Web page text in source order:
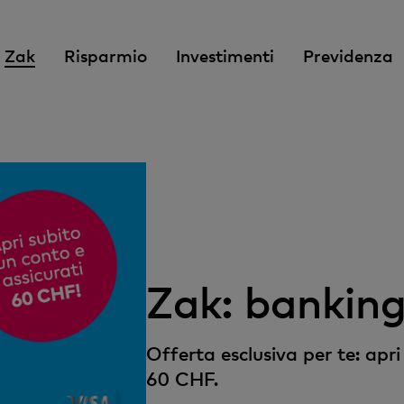
Zak Risparmio Investimenti Previdenza
Zak:
Offerta esclusiva per te:
60 CHF.